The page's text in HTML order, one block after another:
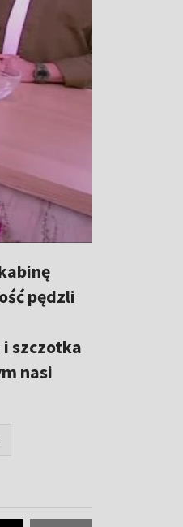
pędzli
szczotka
nasi